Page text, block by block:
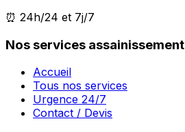
⏰ 24h/24 et 7j/7
Nos services assainissement
Accueil
Tous nos services
Urgence 24/7
Contact / Devis